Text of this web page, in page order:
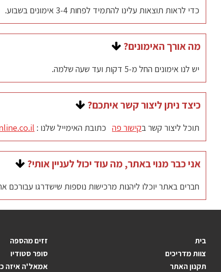
כדי לראות תוצאות עלינו להתמיד לפחות 3-4 אימונים בשבוע.
להמשיך להשתפר בצעדים קטנים ומשמעותיים כל יום עוד קצת.
מה אורך האימונים?
יש לנו אימונים החל מ-5 דקות ועד שעה שלמה.
כיצד ניתן ליצור קשר איתכם?
תוכל ליצור קשר בקישור פה כתובת האימייל שלנו :
09:00 - 19:00 בימים א' עד ה'
אני כבר מנוי באתר, מה עוד יכול לעניין אותי?
חברים באתר יוכלו ליהנות מרכישות נוספות שישדרגו עבורכם
בית
צוות מדריכים
תקנון האתר
זזים מהספה
סופר סטודיו
אמאל'ה איזה